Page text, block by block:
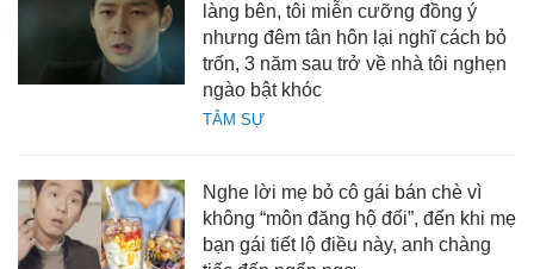
TÂM SỰ
làng bên, tôi miễn cưỡng đồng ý
nhưng đêm tân hôn lại nghĩ cách bỏ
trốn, 3 năm sau trở về nhà tôi nghẹn
ngào bật khóc
Nghe lời mẹ bỏ cô gái bán chè vì
không “môn đăng hộ đối”, đến khi mẹ
bạn gái tiết lộ điều này, anh chàng